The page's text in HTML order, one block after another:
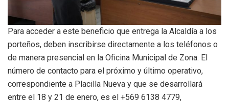
Para acceder a este beneficio que entrega la Alcaldía a los
porteños, deben inscribirse directamente a los teléfonos o
de manera presencial en la Oficina Municipal de Zona. El
número de contacto para el próximo y último operativo,
correspondiente a Placilla Nueva y que se desarrollará
entre el 18 y 21 de enero, es el ‪+569 6138 4779‬,